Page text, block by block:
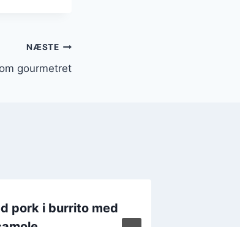
NÆSTE
gourmetret
pork i burrito med